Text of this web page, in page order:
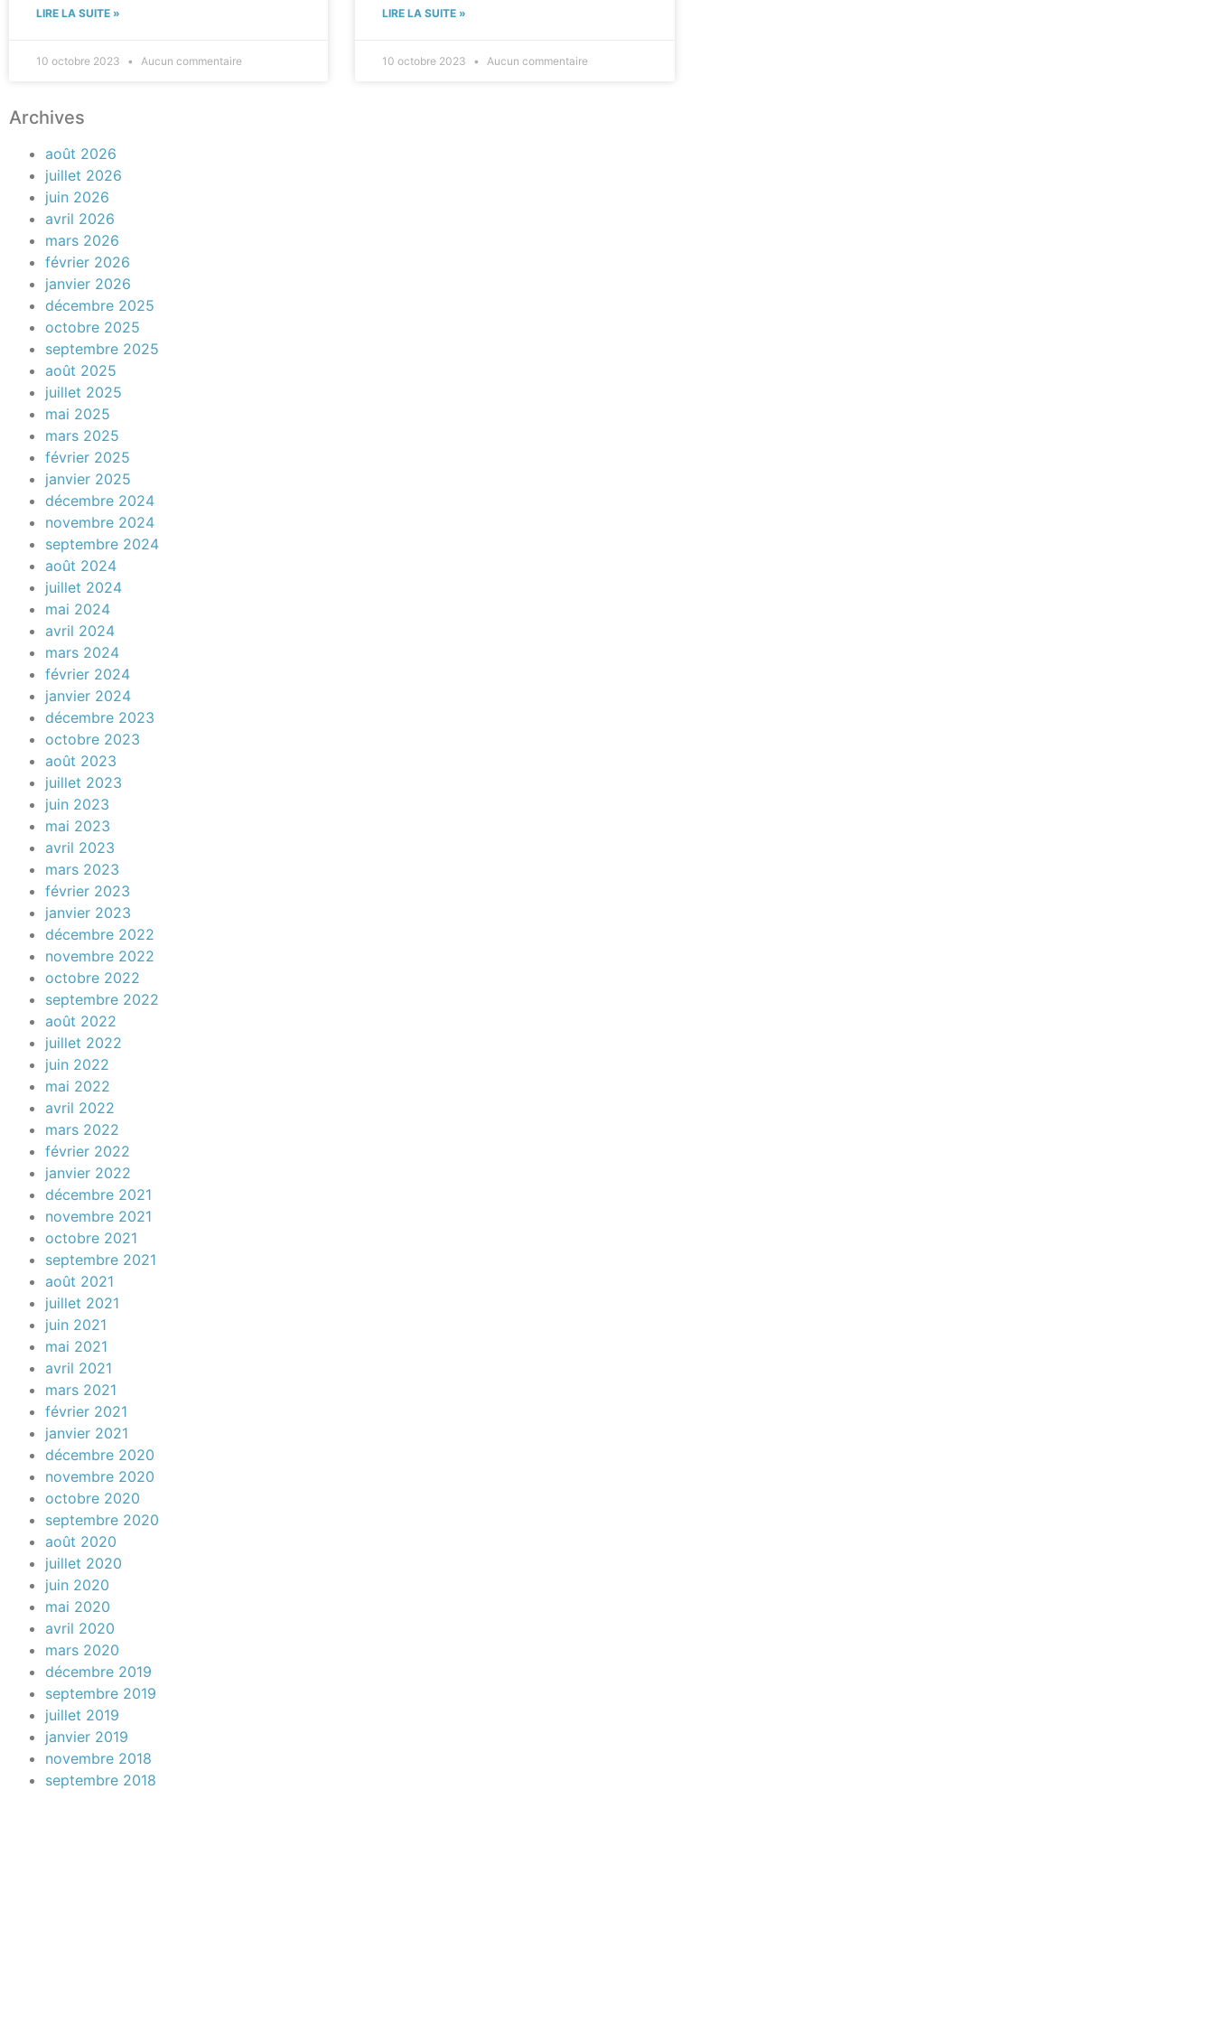
LIRE LA SUITE »
10 octobre 2023 Aucun commentaire
LIRE LA SUITE »
10 octobre 2023 Aucun commentaire
Archives
août 2026
juillet 2026
juin 2026
avril 2026
mars 2026
février 2026
janvier 2026
décembre 2025
octobre 2025
septembre 2025
août 2025
juillet 2025
mai 2025
mars 2025
février 2025
janvier 2025
décembre 2024
novembre 2024
septembre 2024
août 2024
juillet 2024
mai 2024
avril 2024
mars 2024
février 2024
janvier 2024
décembre 2023
octobre 2023
août 2023
juillet 2023
juin 2023
mai 2023
avril 2023
mars 2023
février 2023
janvier 2023
décembre 2022
novembre 2022
octobre 2022
septembre 2022
août 2022
juillet 2022
juin 2022
mai 2022
avril 2022
mars 2022
février 2022
janvier 2022
décembre 2021
novembre 2021
octobre 2021
septembre 2021
août 2021
juillet 2021
juin 2021
mai 2021
avril 2021
mars 2021
février 2021
janvier 2021
décembre 2020
novembre 2020
octobre 2020
septembre 2020
août 2020
juillet 2020
juin 2020
mai 2020
avril 2020
mars 2020
décembre 2019
septembre 2019
juillet 2019
janvier 2019
novembre 2018
septembre 2018